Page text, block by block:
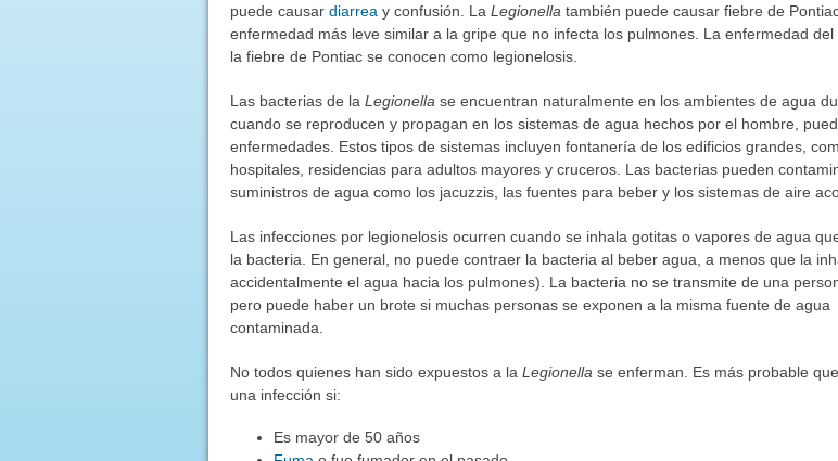
puede causar diarrea y confusión. La Legionella también puede causar fiebre de
enfermedad más leve similar a la gripe que no infecta los pulmones. La enfermedad del
la fiebre de Pontiac se conocen como legionelosis.
Las bacterias de la Legionella se encuentran naturalmente en los ambientes de agua
cuando se reproducen y propagan en los sistemas de agua hechos por el hombre,
enfermedades. Estos tipos de sistemas incluyen fontanería de los edificios grandes,
hospitales, residencias para adultos mayores y cruceros. Las bacterias pueden
suministros de agua como los jacuzzis, las fuentes para beber y los sistemas de aire
Las infecciones por legionelosis ocurren cuando se inhala gotitas o vapores de agua
la bacteria. En general, no puede contraer la bacteria al beber agua, a menos que la
accidentalmente el agua hacia los pulmones). La bacteria no se transmite de una
pero puede haber un brote si muchas personas se exponen a la misma fuente de agua
contaminada.
No todos quienes han sido expuestos a la Legionella se enferman. Es más probable
una infección si:
Es mayor de 50 años